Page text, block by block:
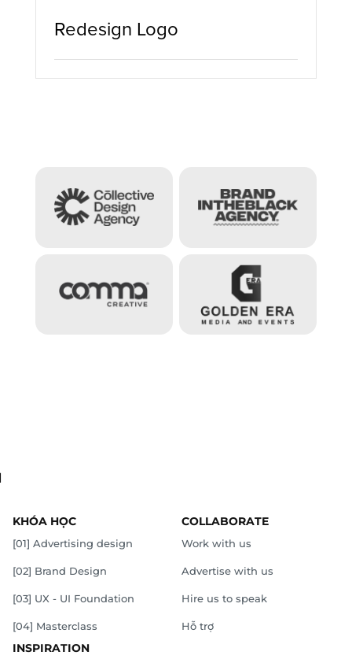
Redesign Logo
KHÓA HỌC
[01] Advertising design
[02] Brand Design
[03] UX - UI Foundation
[04] Masterclass
COLLABORATE
Work with us
Advertise with us
Hire us to speak
Hỗ trợ
INSPIRATION